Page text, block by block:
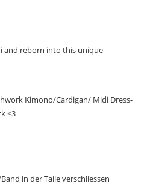
and reborn into this unique
Kimono/Cardigan/ Midi Dress-
<3
in der Taile verschliessen